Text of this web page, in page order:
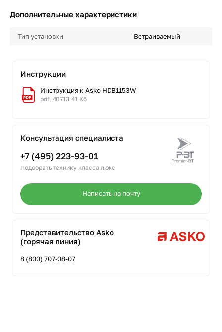
Дополнительные характеристики
Тип установки Встраиваемый
Инструкции
Инструкция к Asko HDB1153W
pdf, 40713.41 Кб
Консультация специалиста
+7 (495) 223-93-01
Подобрать технику класса люкс
Написать на почту
Представительство Asko
(горячая линия)
8 (800) 707-08-07